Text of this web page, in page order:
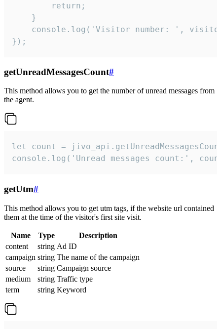
        return;
    }
console.log('Visitor number: ',
});
getUnreadMessagesCount#
This method allows you to get the number of unread messages from
the agent.
let count =
console.log('Unread messages count:',
getUtm#
This method allows you to get utm tags, if the website url contained
them at the time of the visitor's first site visit.
Name Type
Description
content
string Ad ID
campaign string The name of the campaign
source
string Campaign source
medium
string Traffic type
term
string Keyword